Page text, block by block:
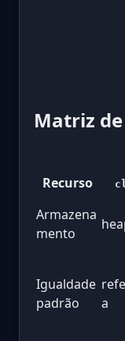
Matriz
Recurso
Armazena
mento
Igualdade
padrão
a